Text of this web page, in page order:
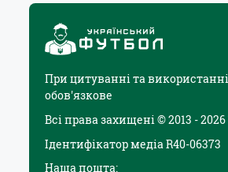
При цитуванні та
обов'язкове
Всі права захищені © 2013 -
Ідентифікатор медіа R40-06373
Наша пошта: